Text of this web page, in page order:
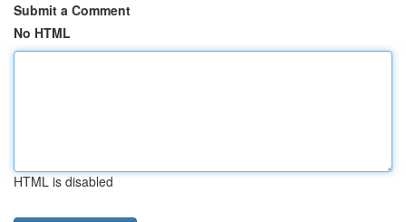
Submit a Comment
No HTML
HTML is disabled